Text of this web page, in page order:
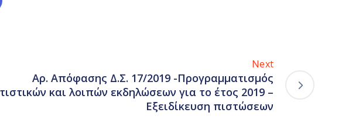
Next
Αρ. Απόφασης Δ.Σ. 17/2019 -Προγραμματισμός
και λοιπών εκδηλώσεων για το έτος 2019 –
Εξειδίκευση πιστώσεων